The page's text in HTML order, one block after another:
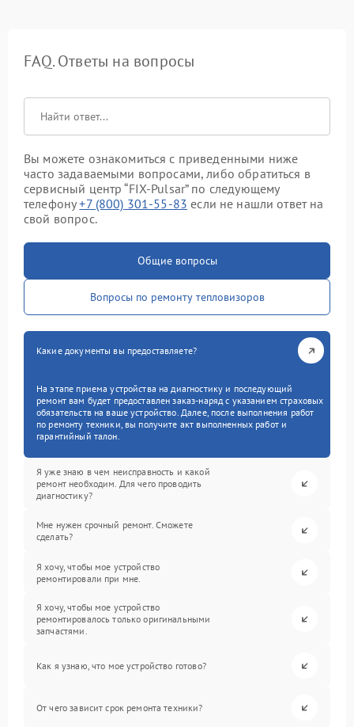
FAQ. Ответы на вопросы
Вы можете ознакомиться с приведенными ниже
часто задаваемыми вопросами, либо обратиться в
сервисный центр “FIX-Pulsar” по следующему
телефону+7 (800) 301-55-83 если не нашли ответ на
свой вопрос.
Общие вопросы
Вопросы по ремонту тепловизоров
Какие документы вы предоставляете?
На этапе приема устройства на диагностику и последующий
ремонт вам будет предоставлен заказ-наряд с указанием страховых
обязательств на ваше устройство. Далее, после выполнения работ
по ремонту техники, вы получите акт выполненных работ и
гарантийный талон.
Я уже знаю в чем неисправность и какой
ремонт необходим. Для чего проводить
диагностику?
Мне нужен срочный ремонт. Сможете
сделать?
Я хочу, чтобы мое устройство
ремонтировали при мне.
Я хочу, чтобы мое устройство
ремонтировалось только оригинальными
запчастями.
Как я узнаю, что мое устройство готово?
От чего зависит срок ремонта техники?